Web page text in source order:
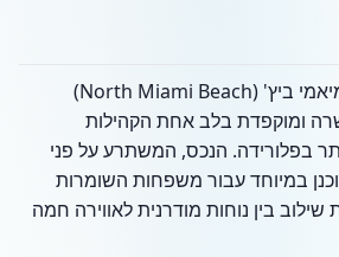
וילה יוקרתית זו בצפון מיאמי ביץ' (North Miami Beach)
ומוקפדת בלב אחת הקהילות
בפלורידה. הנכס, המשתרע על פני
תוכנן במיוחד עבור משפחות השומרות
בין נוחות מודרנית לאווירה חמה